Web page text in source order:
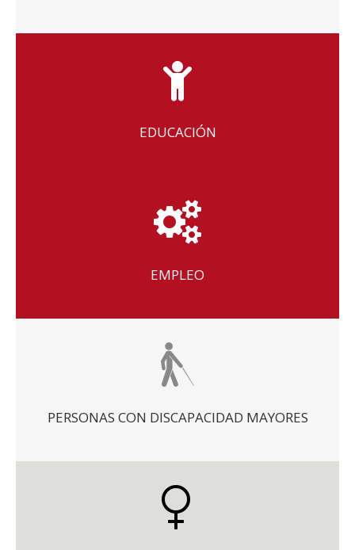
EDUCACIÓN
EMPLEO
PERSONAS CON DISCAPACIDAD MAYORES